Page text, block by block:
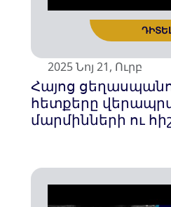
2025 Նոյ 21, Ուրբ
Հայոց
հետքերը
մարմինների ու